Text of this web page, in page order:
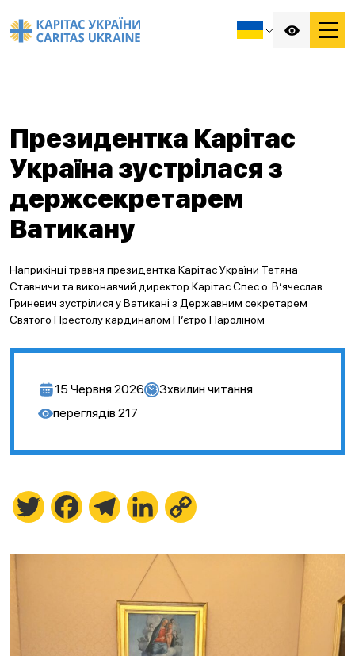
Президентка Карітас
Україна зустрілася з
держсекретарем
Ватикану
Наприкінці травня президентка Карітас України Тетяна
Ставничи та виконавчий директор Карітас Спес о. В’ячеслав
Гриневич зустрілися у Ватикані з Державним секретарем
Святого Престолу кардиналом П’єтро Пароліном
15 Червня 2026 3хвилин читання
переглядів 217
Twitter FacebookTelegramLinkedIn